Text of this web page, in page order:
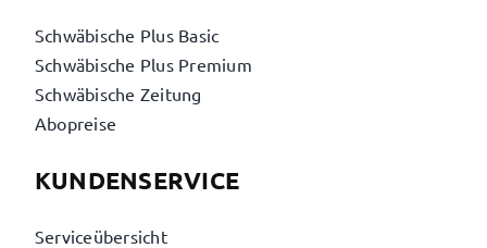
Schwäbische Plus Basic
Schwäbische Plus Premium
Schwäbische Zeitung
Abopreise
KUNDENSERVICE
Serviceübersicht